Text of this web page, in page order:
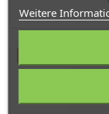
Weitere